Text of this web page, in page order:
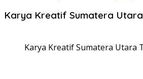
Karya Kreatif Sumatera Utara
Karya Kreatif Sumatera Utara